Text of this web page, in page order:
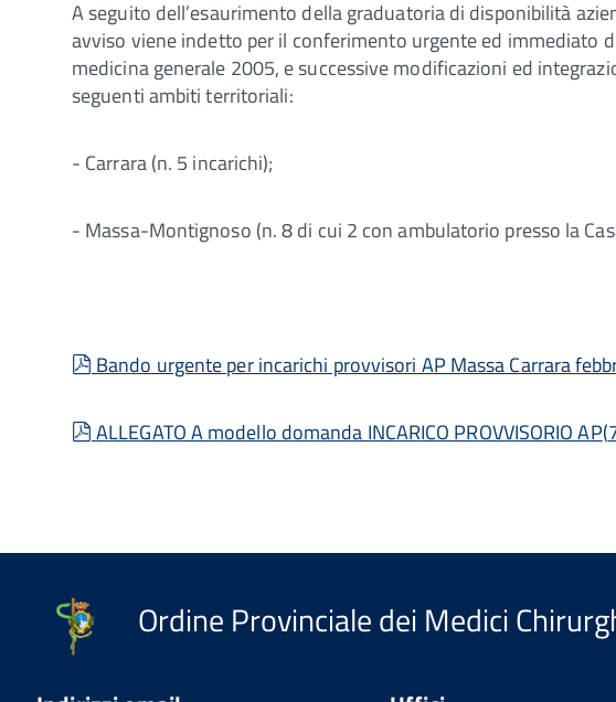
A seguito dell’esaurimento della graduatoria di disponibilità
avviso viene indetto per il conferimento urgente ed immediato
medicina generale 2005, e successive modificazioni ed
seguenti ambiti territoriali:
- Carrara (n. 5 incarichi);
- Massa-Montignoso (n. 8 di cui 2 con ambulatorio presso la
pdf
Bando urgente per incarichi provvisori AP Massa Carrara
pdf
ALLEGATO A modello domanda INCARICO PROVVISORIO AP(
Ordine Provinciale dei Medici